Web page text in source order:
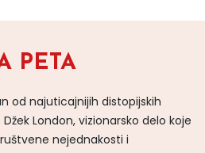
PETA
od najuticajnijih distopijskih
London, vizionarsko delo koje
nejednakosti i